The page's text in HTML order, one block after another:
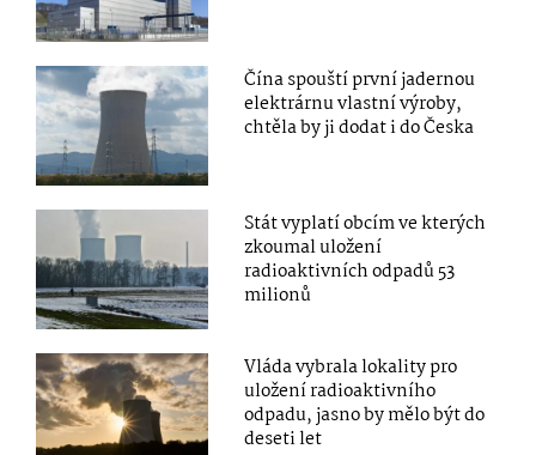
Čína spouští první jadernou
elektrárnu vlastní výroby,
chtěla by ji dodat i do Česka
Stát vyplatí obcím ve kterých
zkoumal uložení
radioaktivních odpadů 53
milionů
Vláda vybrala lokality pro
uložení radioaktivního
odpadu, jasno by mělo být do
deseti let